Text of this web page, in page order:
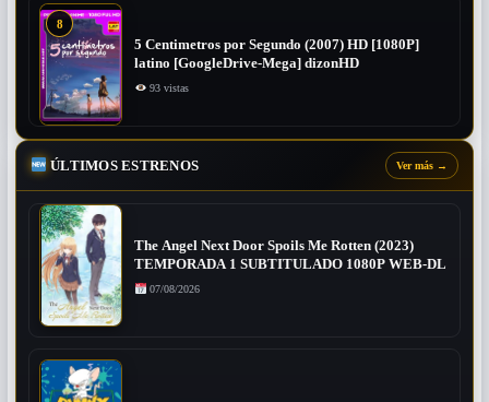
8
5 Centimetros por Segundo (2007) ​HD [1080P]
latino [GoogleDrive-Mega] dizonHD
93 vistas
ÚLTIMOS ESTRENOS Ver más →
The Angel Next Door Spoils Me Rotten (2023)
TEMPORADA 1 SUBTITULADO 1080P WEB-DL
07/08/2026